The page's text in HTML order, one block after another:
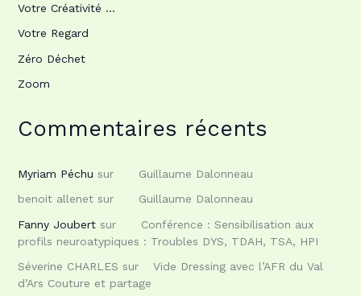
Votre Créativité …
Votre Regard
Zéro Déchet
Zoom
Commentaires récents
Myriam Péchu sur
Guillaume Dalonneau
benoit allenetsur
Guillaume Dalonneau
Fanny Joubertsur
Conférence : Sensibilisation aux
profils neuroatypiques : Troubles DYS, TDAH, TSA, HPI
Séverine CHARLES sur
Vide Dressing avec l’AFR du Val
d’Ars Couture et partage